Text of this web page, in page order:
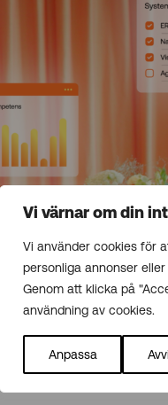
Vi värnar om din
Vi använder cookies för
personliga annonser
Genom att klicka på
användning av cookies.
Anpassa